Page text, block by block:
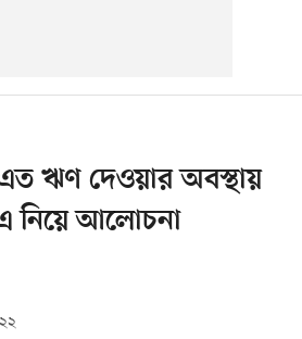
ঋণ দেওয়ার অবস্থায়
নিয়ে আলোচনা